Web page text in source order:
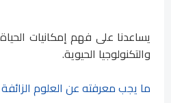
يساعدنا على فهم إمكانيات
والتكنولوجيا الحيوية.
ما يجب معرفته عن العلوم الزائفة